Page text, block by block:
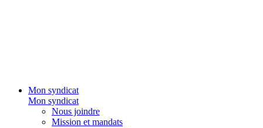
Mon syndicat
Mon syndicat
Nous joindre
Mission et mandats